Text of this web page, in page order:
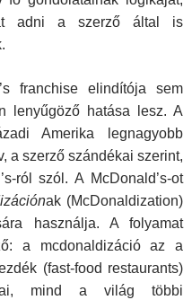
adni a szerző által is
franchise elindítója sem
lenyűgöző hatása lesz. A
Amerika legnagyobb
a szerző szándékai szerint,
ról szól. A McDonald’s-ot
ak (McDonaldization)
használja. A folyamat
a mcdonaldizáció az a
(fast-food restaurants)
mind a világ többi